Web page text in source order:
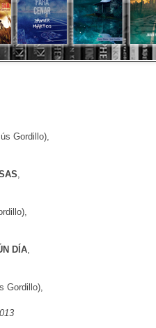
Gordillo),
,
DÍA,
Gordillo),